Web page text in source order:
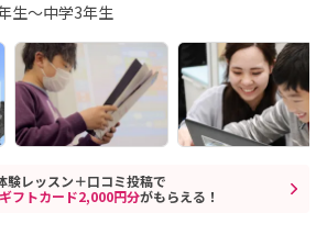
生～中学3年生
験レッスン＋口コミ投稿で
フトカード2,000円分がもらえる！